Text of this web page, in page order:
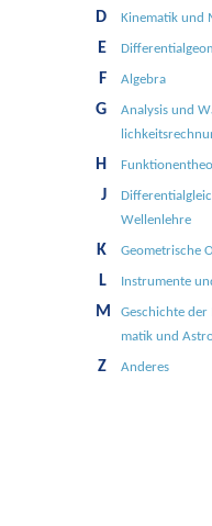
D Kine­matik und
E
F Algebra
G
Analy­sis und
H
J
Wellen­lehre
K Geo­metri­sche
L Instru­mente
M
Ge­schichte
matik und
Z Anderes